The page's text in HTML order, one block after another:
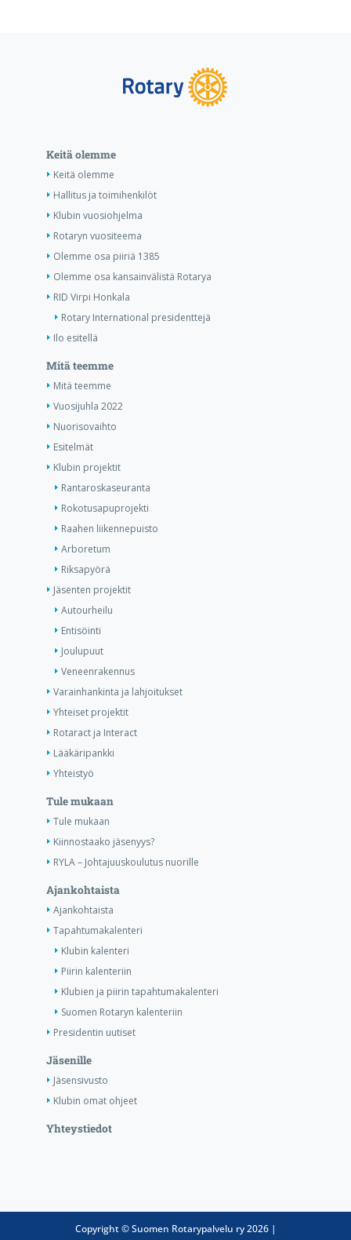
Keitä olemme
Keitä olemme
Hallitus ja toimihenkilöt
Klubin vuosiohjelma
Rotaryn vuositeema
Olemme osa piiriä 1385
Olemme osa kansainvälistä Rotarya
RID Virpi Honkala
Rotary International presidenttejä
Ilo esitellä
Mitä teemme
Mitä teemme
Vuosijuhla 2022
Nuorisovaihto
Esitelmät
Klubin projektit
Rantaroskaseuranta
Rokotusapuprojekti
Raahen liikennepuisto
Arboretum
Riksapyörä
Jäsenten projektit
Autourheilu
Entisöinti
Joulupuut
Veneenrakennus
Varainhankinta ja lahjoitukset
Yhteiset projektit
Rotaract ja Interact
Lääkäripankki
Yhteistyö
Tule mukaan
Tule mukaan
Kiinnostaako jäsenyys?
RYLA – Johtajuuskoulutus nuorille
Ajankohtaista
Ajankohtaista
Tapahtumakalenteri
Klubin kalenteri
Piirin kalenteriin
Klubien ja piirin tapahtumakalenteri
Suomen Rotaryn kalenteriin
Presidentin uutiset
Jäsenille
Jäsensivusto
Klubin omat ohjeet
Yhteystiedot
Copyright © Suomen Rotarypalvelu ry 2026 |